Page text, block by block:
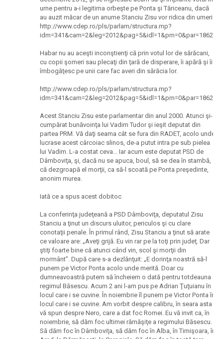
urne pentru a-i legitima orbeşte pe Ponta şi Tăriceanu, dacă
au auzit măcar de un anume Stanciu Zisu vor ridica din umeri.
http://www.cdep.ro/pls/parlam/structura.mp?
idm=341&cam=2&leg=2012&pag=5&idl=1&prn=0&par=18629
Habar nu au aceşti inconştienţi că prin votul lor de sărăcani,
cu copii şomeri sau plecaţi din ţară de disperare, îi apără şi îi
îmbogăţesc pe unii care fac averi din sărăcia lor.
http://www.cdep.ro/pls/parlam/structura.mp?
idm=341&cam=2&leg=2012&pag=5&idl=1&prn=0&par=18629
Acest Stanciu Zisu este parlamentar din anul 2000. Atunci şi-a
cumpărat bunăvoinţa lui Vadim Tudor şi ieşit deputat din
partea PRM. Vă daţi seama cât se fura din RADET, acolo unde
lucrase acest cârcoiac slinos, de-a putut intra pe sub pielea
lui Vadim. L-a costat ceva... Iar acum este deputat PSD de
Dâmboviţa, şi, dacă nu se apuca, boul, să se dea în stambă,
că dezgroapă el morţii, ca să-l scoată pe Ponta preşedinte,
anonim murea.
Iată ce a spus acest dobitoc
La conferinţa judeţeană a PSD Dâmboviţa, deputatul Zisu
Stanciu a ţinut un discurs uluitor, periculos şi cu clare
conotaţii penale. În primul rând, Zisu Stanciu a ţinut să arate
ce valoare are: „Aveţi grijă. Eu vin rar pe la toţi prin judeţ. Dar
ştiţi foarte bine că atunci când vin, scol şi morţii din
mormânt”. După care s-a dezlănţuit: „E dorinţa noastră să-l
punem pe Victor Ponta acolo unde merită. Doar cu
dumneavoastră putem să încheiem o dată pentru totdeauna
regimul Băsescu. Acum 2 ani l-am pus pe Adrian Ţuţuianu în
locul care i se cuvine. În noiembrie îl punem pe Victor Ponta în
locul care i se cuvine. Am vorbit despre calibru, în seara asta
vă spun despre Nero, care a dat foc Romei. Eu vă invit ca, în
noiembrie, să dăm foc ultimei rămăşiţe a regimului Băsescu.
Să dăm foc în Dâmboviţa, să dăm foc în Alba, în Timişoara, în